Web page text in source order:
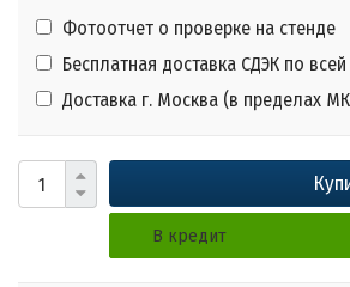
Фотоотчет о проверке на стенде
Бесплатная доставка СДЭК по
Доставка г. Москва (в пределах
В кредит